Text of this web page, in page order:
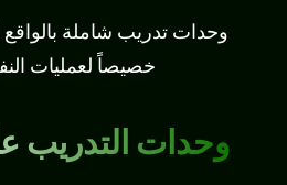
وحدات تدريب شاملة
خصيصاً لعمليات
وحدات التدريب